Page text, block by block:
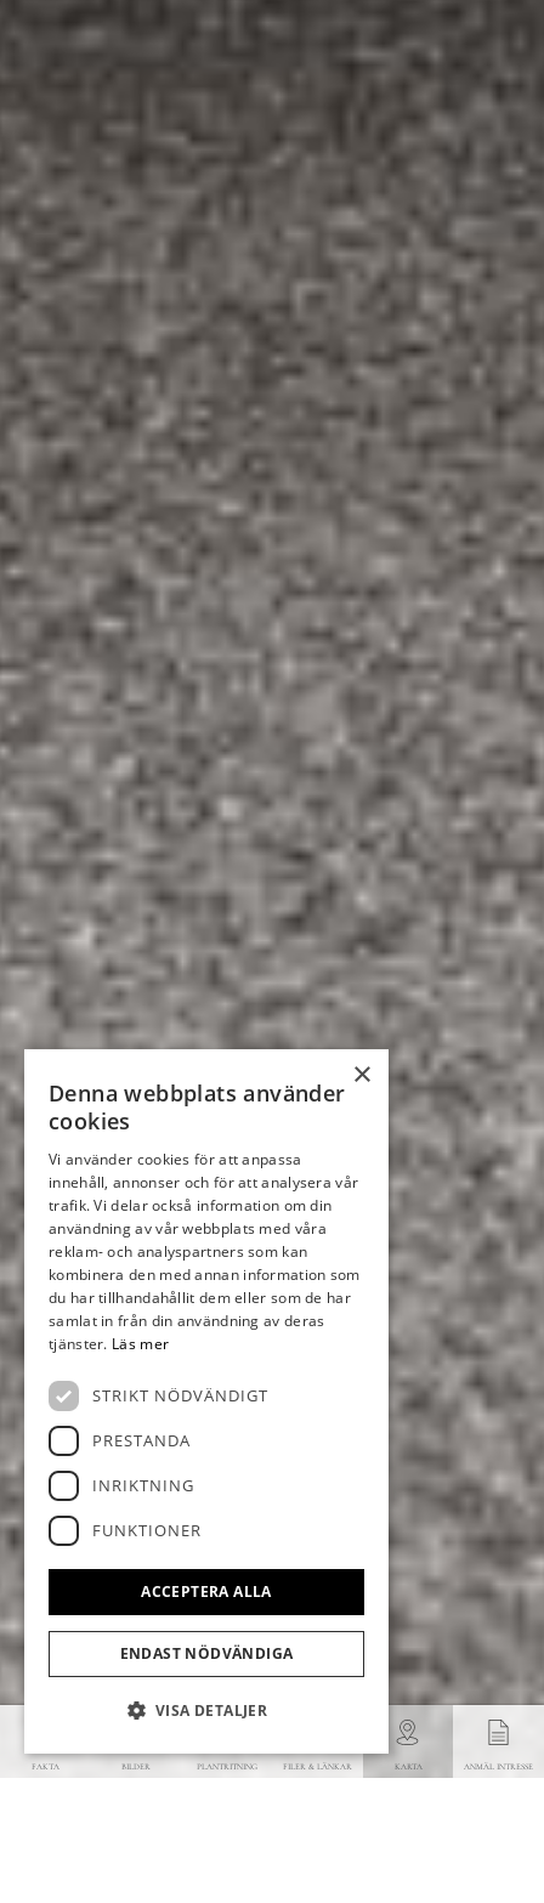
FAKTA BILDER PLANTRITNING FILER & LÄNKAR KARTA ANMÄL INTRESSE
×
Denna webbplats använder
cookies
Vi använder cookies för att anpassa
innehåll, annonser och för att analysera vår
trafik. Vi delar också information om din
användning av vår webbplats med våra
reklam- och analyspartners som kan
kombinera den med annan information som
du har tillhandahållit dem eller som de har
samlat in från din användning av deras
tjänster. Läs mer
STRIKT NÖDVÄNDIGT
PRESTANDA
INRIKTNING
FUNKTIONER
ACCEPTERA ALLA
ENDAST NÖDVÄNDIGA
VISA DETALJER